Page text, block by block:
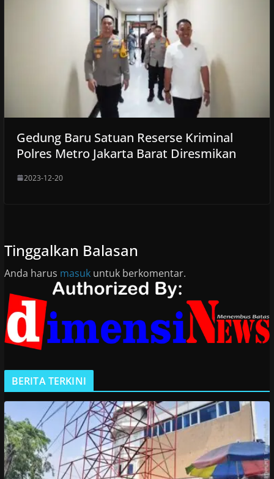
Gedung Baru Satuan Reserse Kriminal
Polres Metro Jakarta Barat Diresmikan
2023-12-20
Tinggalkan Balasan
Anda harus masukuntuk berkomentar.
BERITA TERKINI